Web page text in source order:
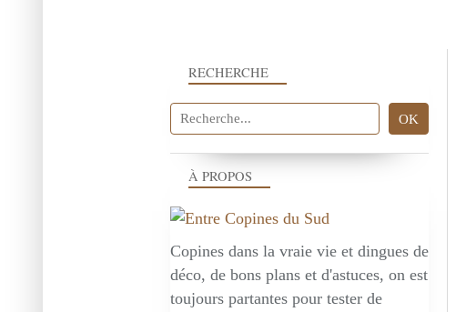
RECHERCHE
À PROPOS
Copines dans la vraie vie et dingues de
déco, de bons plans et d'astuces, on est
toujours partantes pour tester de